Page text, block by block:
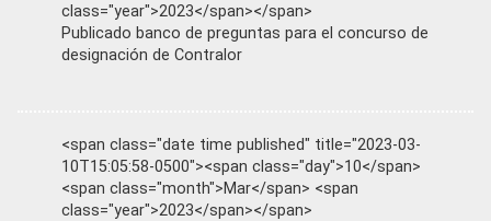
class="year">2023</span></span>
Publicado banco de preguntas para el concurso de
designación de Contralor
<span class="date time published" title="2023-03-
10T15:05:58-0500"><span class="day">10</span>
<span class="month">Mar</span> <span
class="year">2023</span></span>